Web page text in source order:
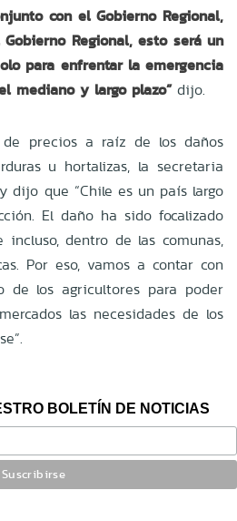
con el Gobierno Regional,
Regional, esto será un
para enfrentar la emergencia
mediano y largo plazo”dijo.
precios a raíz de los daños
u hortalizas, la secretaria
dijo que “Chile es un país largo
El daño ha sido focalizado
dentro de las comunas,
Por eso, vamos a contar con
de los agricultores para poder
las necesidades de los
BOLETÍN DE NOTICIAS